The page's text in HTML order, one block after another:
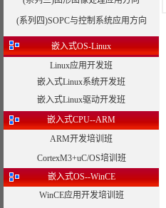
(系列四)SOPC与控制系统应用方向
嵌入式OS-Linux
Linux应用开发班
嵌入式Linux系统开发班
嵌入式Linux驱动开发班
嵌入式CPU--ARM
ARM开发培训班
CortexM3+uC/OS培训班
嵌入式OS--WinCE
WinCE应用开发培训班